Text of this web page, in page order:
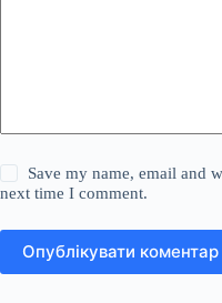
Save my name, email and
next time I comment.
Опублікувати коментар